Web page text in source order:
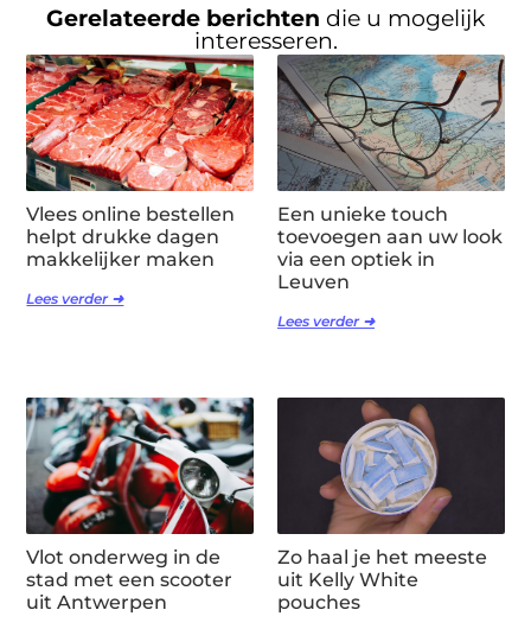
Gerelateerde berichten die u mogelijk
interesseren.
Vlees online bestellen
helpt drukke dagen
makkelijker maken
Lees verder ➜
Een unieke touch
toevoegen aan uw look
via een optiek in
Leuven
Lees verder ➜
Vlot onderweg in de
stad met een scooter
uit Antwerpen
Zo haal je het meeste
uit Kelly White
pouches